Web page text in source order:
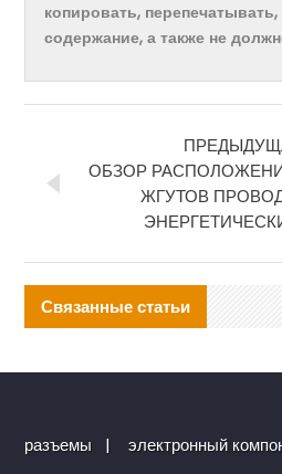
копировать,
содержание, а также не
ОБЗОР
ЖГУТОВ
Связанные статьи
разъемы | электронный